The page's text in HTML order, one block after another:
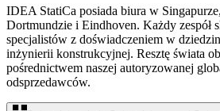
IDEA StatiCa posiada biura w
Dortmundzie i Eindhoven. Każdy zespół
specjalistów z doświadczeniem w
inżynierii konstrukcyjnej. Resztę świata
pośrednictwem naszej autoryzowanej
odsprzedawców.